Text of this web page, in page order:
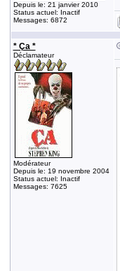
Depuis le: 21 janvier 2010
Status actuel: Inactif
Messages: 6872
* Ça *
Déclamateur
Modérateur
Depuis le: 19 novembre 2004
Status actuel: Inactif
Messages: 7625